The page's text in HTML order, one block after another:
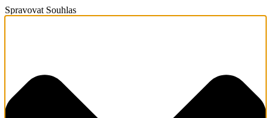
Spravovat Souhlas